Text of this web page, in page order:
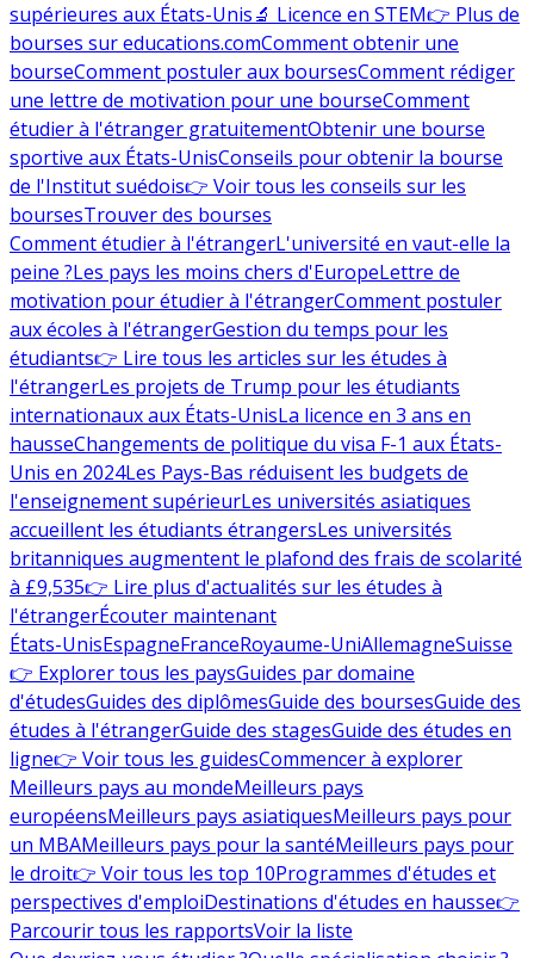
supérieures aux États-Unis🔬 Licence en STEM👉 Plus de
bourses sur educations.comComment obtenir une
bourseComment postuler aux boursesComment rédiger
une lettre de motivation pour une bourseComment
étudier à l'étranger gratuitementObtenir une bourse
sportive aux États-UnisConseils pour obtenir la bourse
de l'Institut suédois👉 Voir tous les conseils sur les
boursesTrouver des bourses
Comment étudier à l'étrangerL'université en vaut-elle la
peine ?Les pays les moins chers d'EuropeLettre de
motivation pour étudier à l'étrangerComment postuler
aux écoles à l'étrangerGestion du temps pour les
étudiants👉 Lire tous les articles sur les études à
l'étrangerLes projets de Trump pour les étudiants
internationaux aux États-UnisLa licence en 3 ans en
hausseChangements de politique du visa F-1 aux États-
Unis en 2024Les Pays-Bas réduisent les budgets de
l'enseignement supérieurLes universités asiatiques
accueillent les étudiants étrangersLes universités
britanniques augmentent le plafond des frais de scolarité
à £9,535👉 Lire plus d'actualités sur les études à
l'étrangerÉcouter maintenant
États-UnisEspagneFranceRoyaume-UniAllemagneSuisse
👉 Explorer tous les paysGuides par domaine
d'étudesGuides des diplômesGuide des boursesGuide des
études à l'étrangerGuide des stagesGuide des études en
ligne👉 Voir tous les guidesCommencer à explorer
Meilleurs pays au mondeMeilleurs pays
européensMeilleurs pays asiatiquesMeilleurs pays pour
un MBAMeilleurs pays pour la santéMeilleurs pays pour
le droit👉 Voir tous les top 10Programmes d'études et
perspectives d'emploiDestinations d'études en hausse👉
Parcourir tous les rapportsVoir la liste